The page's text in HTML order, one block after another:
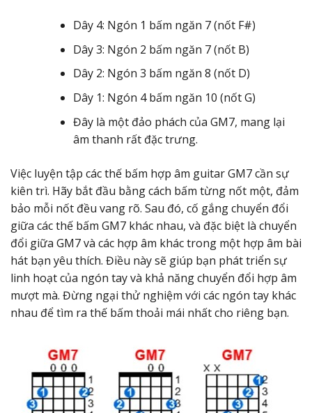
Dây 4: Ngón 1 bấm ngăn 7 (nốt F#)
Dây 3: Ngón 2 bấm ngăn 7 (nốt B)
Dây 2: Ngón 3 bấm ngăn 8 (nốt D)
Dây 1: Ngón 4 bấm ngăn 10 (nốt G)
Đây là một đảo phách của GM7, mang lại
âm thanh rất đặc trưng.
Việc luyện tập các thế bấm hợp âm guitar GM7 cần sự
kiên trì. Hãy bắt đầu bằng cách bấm từng nốt một, đảm
bảo mỗi nốt đều vang rõ. Sau đó, cố gắng chuyển đổi
giữa các thế bấm GM7 khác nhau, và đặc biệt là chuyển
đổi giữa GM7 và các hợp âm khác trong một hợp âm bài
hát bạn yêu thích. Điều này sẽ giúp bạn phát triển sự
linh hoạt của ngón tay và khả năng chuyển đổi hợp âm
mượt mà. Đừng ngại thử nghiệm với các ngón tay khác
nhau để tìm ra thế bấm thoải mái nhất cho riêng bạn.